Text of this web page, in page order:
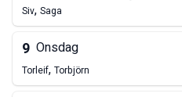
Siv, Saga
9 Onsdag
Torleif, Torbjörn